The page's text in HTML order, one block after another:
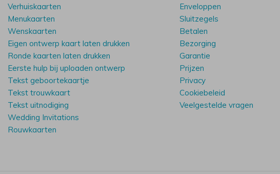
Verhuiskaarten
Menukaarten
Wenskaarten
Eigen ontwerp kaart laten drukken
Ronde kaarten laten drukken
Eerste hulp bij uploaden ontwerp
Tekst geboortekaartje
Tekst trouwkaart
Tekst uitnodiging
Wedding Invitations
Rouwkaarten
Enveloppen
Sluitzegels
Betalen
Bezorging
Garantie
Prijzen
Privacy
Cookiebeleid
Veelgestelde vragen